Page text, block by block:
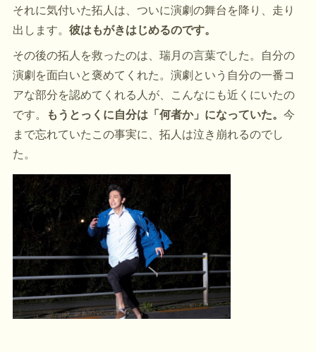
それに気付いた拓人は、ついに演劇の舞台を降り、走り
出します。彼はもがきはじめるのです。
その後の拓人を救ったのは、瑞月の言葉でした。自分の
演劇を面白いと褒めてくれた。演劇という自分の一番コ
アな部分を認めてくれる人が、こんなにも近くにいたの
です。
もうとっくに自分は「何者か」になっていた。今
まで忘れていたこの事実に、拓人は泣き崩れるのでし
た。